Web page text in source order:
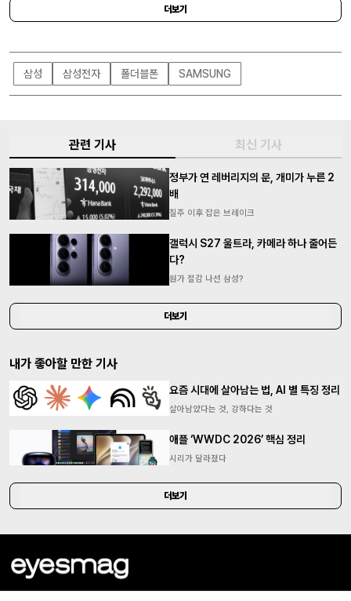
m
더보기
삼성 삼성전자 폴더블폰 SAMSUNG
관련 기사 최신 기사
정부가 연 레버리지의 문, 개미가 누른 2
배
질주 이후 잡은 브레이크
갤럭시 S27 울트라, 카메라 하나 줄어든
다?
원가 절감 나선 삼성?
더보기
내가 좋아할 만한 기사
요즘 시대에 살아남는 법, AI 별 특징 정리
살아남았다는 것, 강하다는 것
애플 ‘WWDC 2026’ 핵심 정리
시리가 달라졌다
더보기